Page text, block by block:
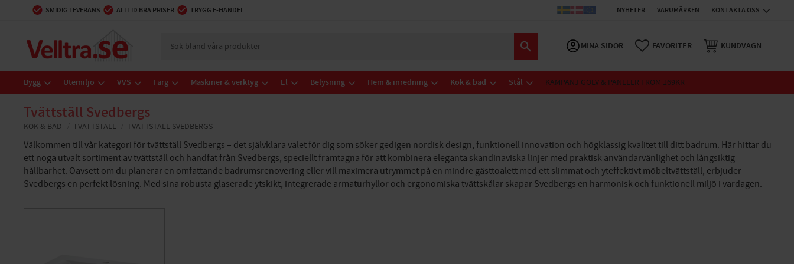
SMIDIG LEVERANS ALLTID BRA PRISER TRYGG E-HANDEL NYHETER VARUMÄRKEN KONTAKTA OSS
MINA SIDOR FAVORITER KUNDVAGN
Bygg Utemiljö VVS Färg Maskiner & verktyg El Belysning Hem & inredning Kök & bad Stål KAMPANJ GOLV & PANELER FROM 169KR
Tvättställ Svedbergs
KÖK & BAD TVÄTTSTÄLL TVÄTTSTÄLL SVEDBERGS
Välkommen till vår kategori för tvättställ Svedbergs – det självklara valet för dig som söker gedigen nordisk design, funktionell innovation och högklassig kvalitet till ditt badrum. Här hittar du
ett noga utvalt sortiment av tvättställ och handfat från Svedbergs, speciellt framtagna för att kombinera eleganta skandinaviska linjer med praktisk användarvänlighet och långsiktig
hållbarhet. Oavsett om du planerar en omfattande badrumsrenovering eller vill maximera utrymmet på en mindre gästtoalett med ett slimmat och yteffektivt möbeltvättställ, erbjuder
Svedbergs en perfekt lösning. Med sina robusta glaserade ytskikt, integrerade armaturhyllor och ergonomiska tvättskålar skapar Svedbergs en harmonisk och funktionell miljö i vardagen.